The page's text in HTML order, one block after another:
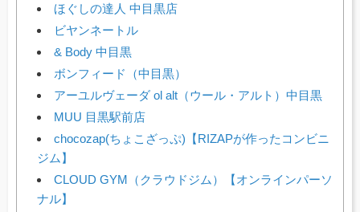
ほぐしの達人 中目黒店
ビヤンネートル
& Body 中目黒
ボンフィード（中目黒）
アーユルヴェーダ ol alt（ウール・アルト）中目黒
MUU 目黒駅前店
chocozap(ちょこざっぷ)【RIZAPが作ったコンビニ
ジム】
CLOUD GYM（クラウドジム）【オンラインパーソ
ナル】